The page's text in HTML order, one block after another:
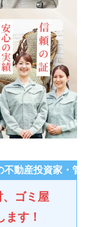
動産投資家・管
ゴミ屋
す！